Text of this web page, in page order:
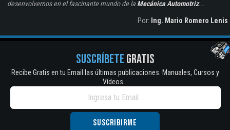
desenvolvernos en el fascinante mundo de la Mecánica Automotriz...
Por: Ing. Mario Romero Lenis
SUSCRÍBETEGRATIS
Recibe Gratis en tu Email las últimas publicaciones. Manuales, Cursos y
Vídeos...